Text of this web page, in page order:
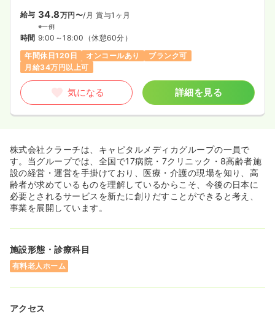
給与 34.8万円〜/月 賞与1ヶ月
※一例
時間 9:00～18:00 （休憩60分）
年間休日120日
オンコールあり
ブランク可
月給34万円以上可
気になる 詳細を見る
株式会社クラーチは、キャピタルメディカグループの一員で
す。当グループでは、全国で17病院・7クリニック・8高齢者施
設の経営・運営を手掛けており、医療・介護の現場を知り、高
齢者が求めているものを理解しているからこそ、今後の日本に
必要とされるサービスを新たに創りだすことができると考え、
事業を展開しています。
施設形態・診療科目
有料老人ホーム
アクセス